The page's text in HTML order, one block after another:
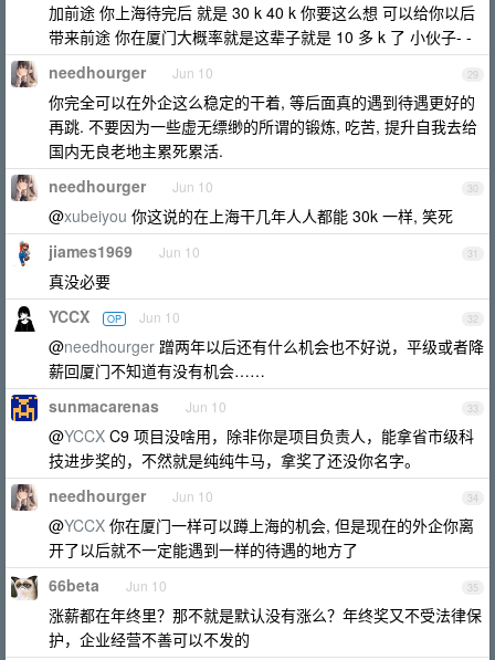
加前途 你上海待完后 就是 30 k 40 k 你要这么想 可以给你以后
带来前途 你在厦门大概率就是这辈子就是 10 多 k 了 小伙子- -
29
needhourger Jun 10
你完全可以在外企这么稳定的干着, 等后面真的遇到待遇更好的
再跳. 不要因为一些虚无缥缈的所谓的锻炼, 吃苦, 提升自我去给
国内无良老地主累死累活.
30
needhourger Jun 10
@xubeiyou 你这说的在上海干几年人人都能 30k 一样, 笑死
31
jiames1969 Jun 10
真没必要
32
YCCX OP Jun 10
@needhourger 蹭两年以后还有什么机会也不好说，平级或者降
薪回厦门不知道有没有机会……
33
sunmacarenas Jun 10
@YCCX C9 项目没啥用，除非你是项目负责人，能拿省市级科
技进步奖的，不然就是纯纯牛马，拿奖了还没你名字。
34
needhourger Jun 10
@YCCX 你在厦门一样可以蹲上海的机会, 但是现在的外企你离
开了以后就不一定能遇到一样的待遇的地方了
35
66beta Jun 10
涨薪都在年终里？那不就是默认没有涨么？年终奖又不受法律保
护，企业经营不善可以不发的